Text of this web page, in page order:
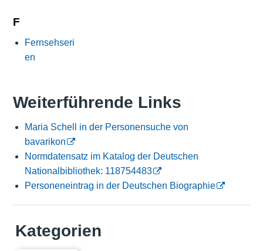
F
Fernsehseri
en
Weiterführende Links
Maria Schell in der Personensuche von
bavarikon
Normdatensatz im Katalog der Deutschen
Nationalbibliothek: 118754483
Personeneintrag in der Deutschen Biographie
Kategorien